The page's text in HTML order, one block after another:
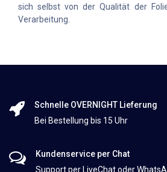
sich selbst von der Qualität der
Verarbeitung.
Schnelle OVERNIGHT Lieferung
Bei Bestellung bis 15 Uhr
Kundenservice per Chat
Support per LiveChat oder